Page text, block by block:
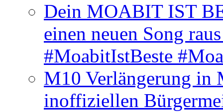
Dein MOABIT IST
einen neuen Song
#MoabitIstBeste
M10 Verlängerung in
inoffiziellen